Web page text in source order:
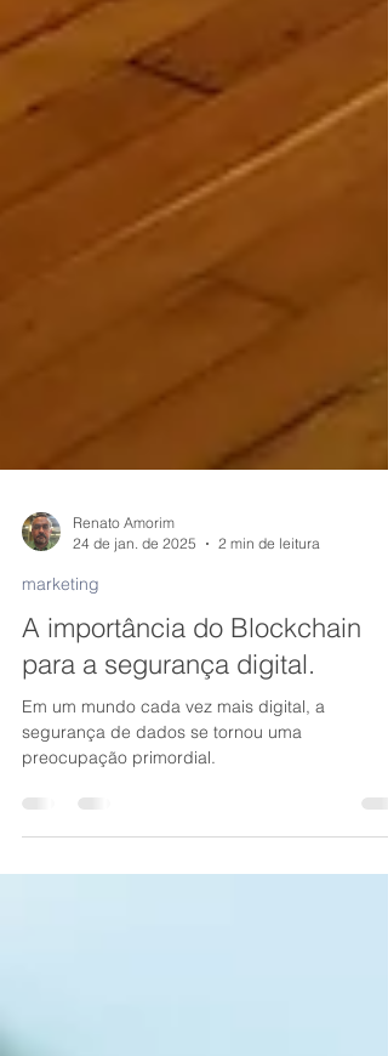
24 de jan. de 2025
2 min de leitura
marketing
A importância do Blockchain
para a segurança digital.
Em um mundo cada vez mais digital, a
preocupação primordial.